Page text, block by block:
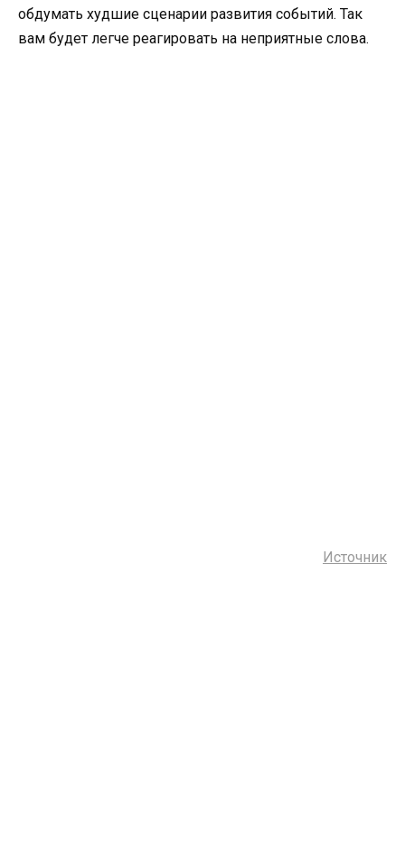
обдумать худшие сценарии развития событий. Так
вам будет легче реагировать на неприятные слова.
Источник